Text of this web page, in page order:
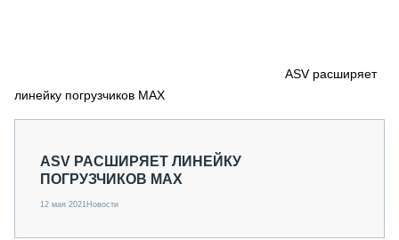
СПЕЦПРОЕКТЫ
О ПРОЕКТЕ
ASV расширяет
линейку погрузчиков MAX
ASV РАСШИРЯЕТ ЛИНЕЙКУ
ПОГРУЗЧИКОВ MAX
12 мая 2021Новости